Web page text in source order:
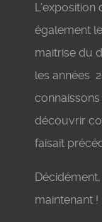
L'exposition
également
maitrise du
les années
découvrir
faisait
maintenant !